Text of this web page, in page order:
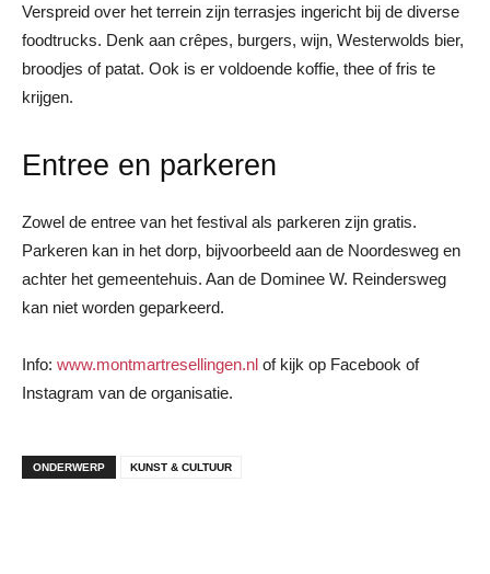
Verspreid over het terrein zijn terrasjes ingericht bij de diverse
foodtrucks. Denk aan crêpes, burgers, wijn, Westerwolds bier,
broodjes of patat. Ook is er voldoende koffie, thee of fris te
krijgen.
Entree en parkeren
Zowel de entree van het festival als parkeren zijn gratis.
Parkeren kan in het dorp, bijvoorbeeld aan de Noordesweg en
achter het gemeentehuis. Aan de Dominee W. Reindersweg
kan niet worden geparkeerd.
Info: www.montmartresellingen.nl of kijk op Facebook of
Instagram van de organisatie.
ONDERWERP KUNST & CULTUUR